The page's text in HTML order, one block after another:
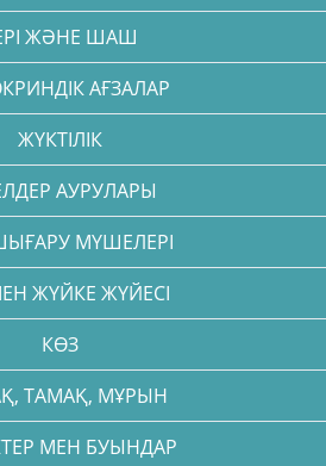
ЖӘНЕ ШАШ
АҒЗАЛАР
ЖҮКТІЛІК
АУРУЛАРЫ
МҮШЕЛЕРІ
ЖҮЙКЕ ЖҮЙЕСІ
КӨЗ
ТАМАҚ, МҰРЫН
МЕН БУЫНДАР